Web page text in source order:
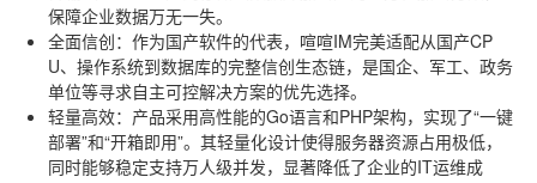
保障企业数据万无一失。
全面信创：作为国产软件的代表，喧喧IM完美适配从国产CP
U、操作系统到数据库的完整信创生态链，是国企、军工、政务
单位等寻求自主可控解决方案的优先选择。
轻量高效：产品采用高性能的Go语言和PHP架构，实现了“一键
部署”和“开箱即用”。其轻量化设计使得服务器资源占用极低，
同时能够稳定支持万人级并发，显著降低了企业的IT运维成